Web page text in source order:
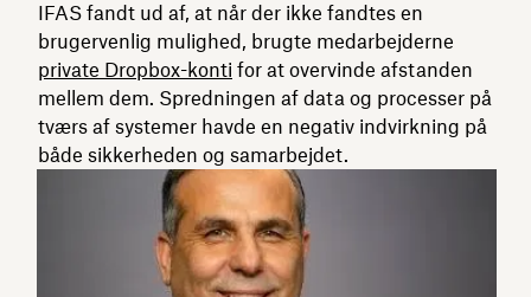
IFAS fandt ud af, at når der ikke fandtes en
brugervenlig mulighed, brugte medarbejderne
private Dropbox-konti for at overvinde afstanden
mellem dem. Spredningen af data og processer på
tværs af systemer havde en negativ indvirkning på
både sikkerheden og samarbejdet.